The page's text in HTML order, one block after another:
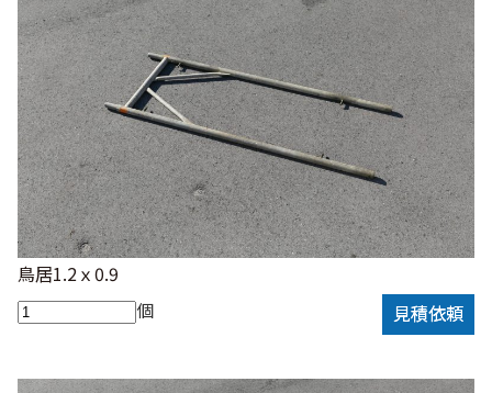
鳥居1.2ｘ0.9
個
見積依頼